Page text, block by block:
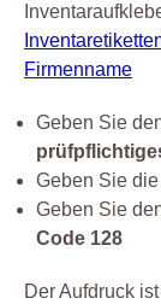
Firmenname
Geben Sie
Geben Sie
Geben Sie
Code 128
Der Aufdruck